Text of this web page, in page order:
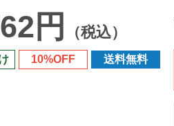
円 （税込）
10%OFF 送料無料